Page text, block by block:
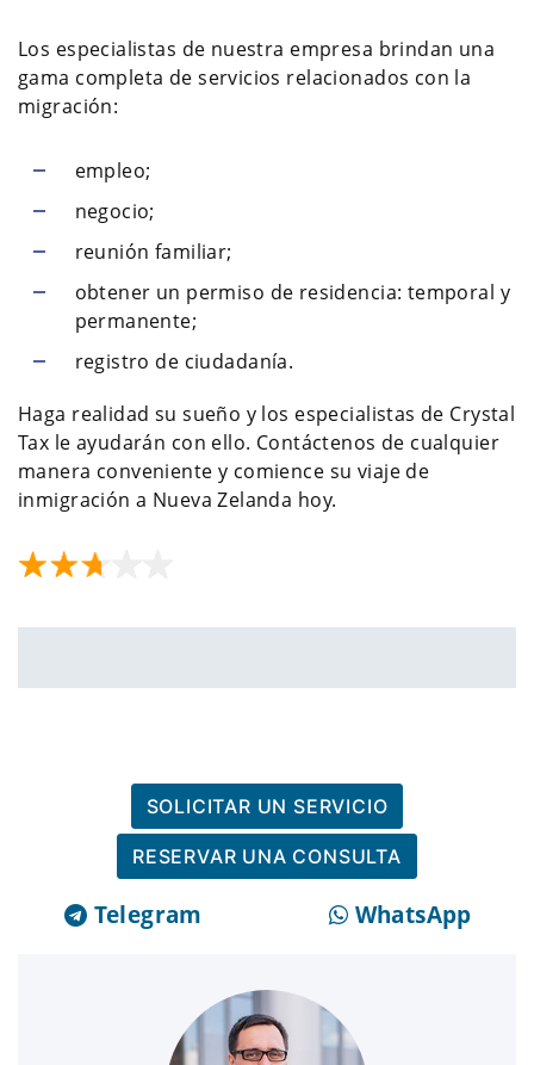
Los especialistas de nuestra empresa brindan una
gama completa de servicios relacionados con la
migración:
empleo;
negocio;
reunión familiar;
obtener un permiso de residencia: temporal y
permanente;
registro de ciudadanía.
Haga realidad su sueño y los especialistas de Crystal
Tax le ayudarán con ello. Contáctenos de cualquier
manera conveniente y comience su viaje de
inmigración a Nueva Zelanda hoy.
SOLICITAR UN SERVICIO
RESERVAR UNA CONSULTA
Telegram WhatsApp